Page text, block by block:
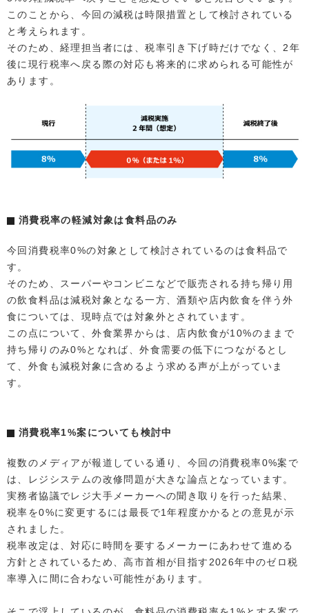
このことから、今回の減税は時限措置として検討されている
と考えられます。
そのため、経理担当者には、税率引き下げ時だけでなく、2年
後に現行税率へ戻る際の対応も将来的に求められる可能性が
あります。
消費税率の軽減対象は食料品のみ
今回消費税率0%の対象として検討されているのは食料品で
す。
そのため、スーパーやコンビニなどで販売される持ち帰り用
の飲食料品は減税対象となる一方、酒類や店内飲食を伴う外
食については、現時点では対象外とされています。
この点について、外食業界からは、店内飲食が10%のままで
持ち帰りのみ0%となれば、外食需要の低下につながるとし
て、外食も減税対象に含めるよう求める声が上がっていま
す。
消費税率1%案についても検討中
複数のメディアが報道している通り、今回の消費税率0%案で
は、レジシステムの改修問題が大きな論点となっています。
実務者協議でレジ大手メーカーへの聞き取りを行った結果、
税率を0%に変更するには最長で1年程度かかるとの意見が示
されました。
税率改定は、対応に時間を要するメーカーにあわせて進める
方針とされているため、高市首相が目指す2026年中のゼロ税
率導入に間に合わない可能性があります。